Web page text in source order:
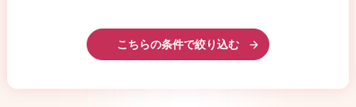
こちらの条件で絞り込む